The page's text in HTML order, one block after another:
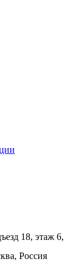
18, этаж 6,
Россия